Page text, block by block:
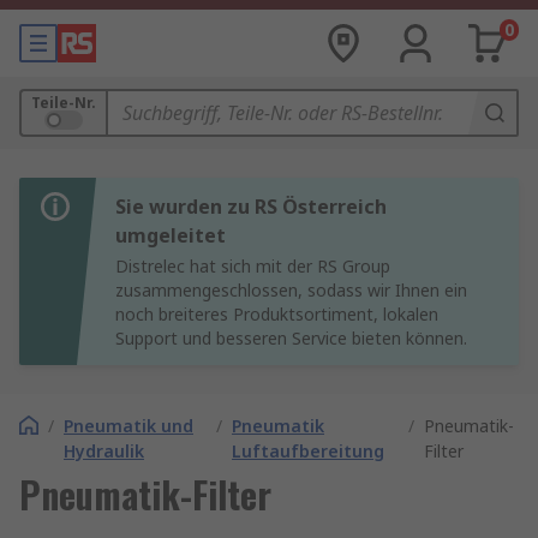
0
Teile-Nr.
Sie wurden zu RS Österreich
umgeleitet
Distrelec hat sich mit der RS Group
zusammengeschlossen, sodass wir Ihnen ein
noch breiteres Produktsortiment, lokalen
Support und besseren Service bieten können.
/ Pneumatik und
Hydraulik
/ Pneumatik
Luftaufbereitung
/ Pneumatik-
Filter
Pneumatik-Filter